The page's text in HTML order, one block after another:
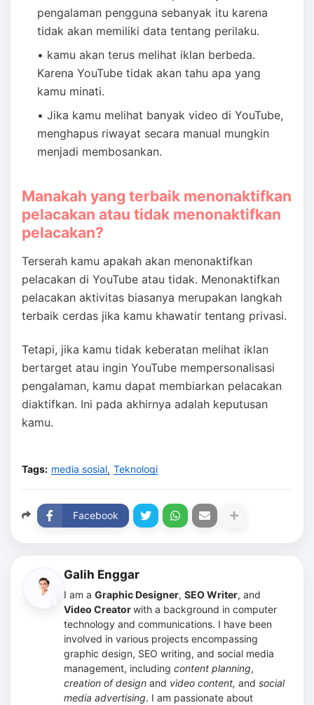
pengalaman pengguna sebanyak itu karena
tidak akan memiliki data tentang perilaku.
kamu akan terus melihat iklan berbeda.
Karena YouTube tidak akan tahu apa yang
kamu minati.
Jika kamu melihat banyak video di YouTube,
menghapus riwayat secara manual mungkin
menjadi membosankan.
Manakah yang terbaik menonaktifkan
pelacakan atau tidak menonaktifkan
pelacakan?
Terserah kamu apakah akan menonaktifkan
pelacakan di YouTube atau tidak. Menonaktifkan
pelacakan aktivitas biasanya merupakan langkah
terbaik cerdas jika kamu khawatir tentang privasi.
Tetapi, jika kamu tidak keberatan melihat iklan
bertarget atau ingin YouTube mempersonalisasi
pengalaman, kamu dapat membiarkan pelacakan
diaktifkan. Ini pada akhirnya adalah keputusan
kamu.
Tags: media sosial Teknologi
Facebook
Galih Enggar
I am a Graphic Designer, SEO Writer, and
Video Creatorwith a background in computer
technology and communications. I have been
involved in various projects encompassing
graphic design, SEO writing, and social media
management, including content planning,
creation of design and video content, and social
media advertising. I am passionate about